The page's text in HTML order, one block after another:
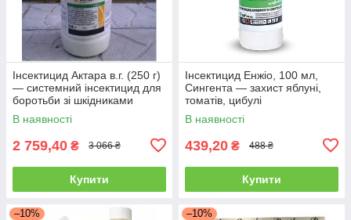
Інсектицид Актара в.г. (250 г)
— системний інсектицид для
боротьби зі шкідниками
овочів і саду
В наявності
2 759,40 ₴ 3 066 ₴
Купити
Інсектицид Енжіо, 100 мл,
Сингента — захист яблуні,
томатів, цибулі
В наявності
439,20 ₴ 488 ₴
Купити
–10% –10%